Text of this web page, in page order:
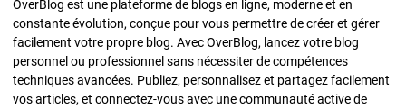
OverBlog est une plateforme de blogs en ligne, moderne et en
constante évolution, conçue pour vous permettre de créer et gérer
facilement votre propre blog. Avec OverBlog, lancez votre blog
personnel ou professionnel sans nécessiter de compétences
techniques avancées. Publiez, personnalisez et partagez facilement
vos articles, et connectez-vous avec une communauté active de